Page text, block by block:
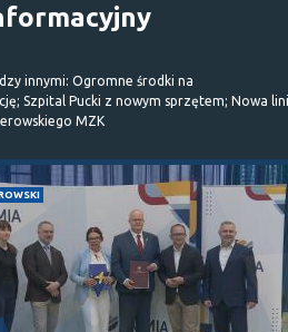
innymi: Ogromne środki na
Szpital Pucki z nowym sprzętem; Nowa
MZK